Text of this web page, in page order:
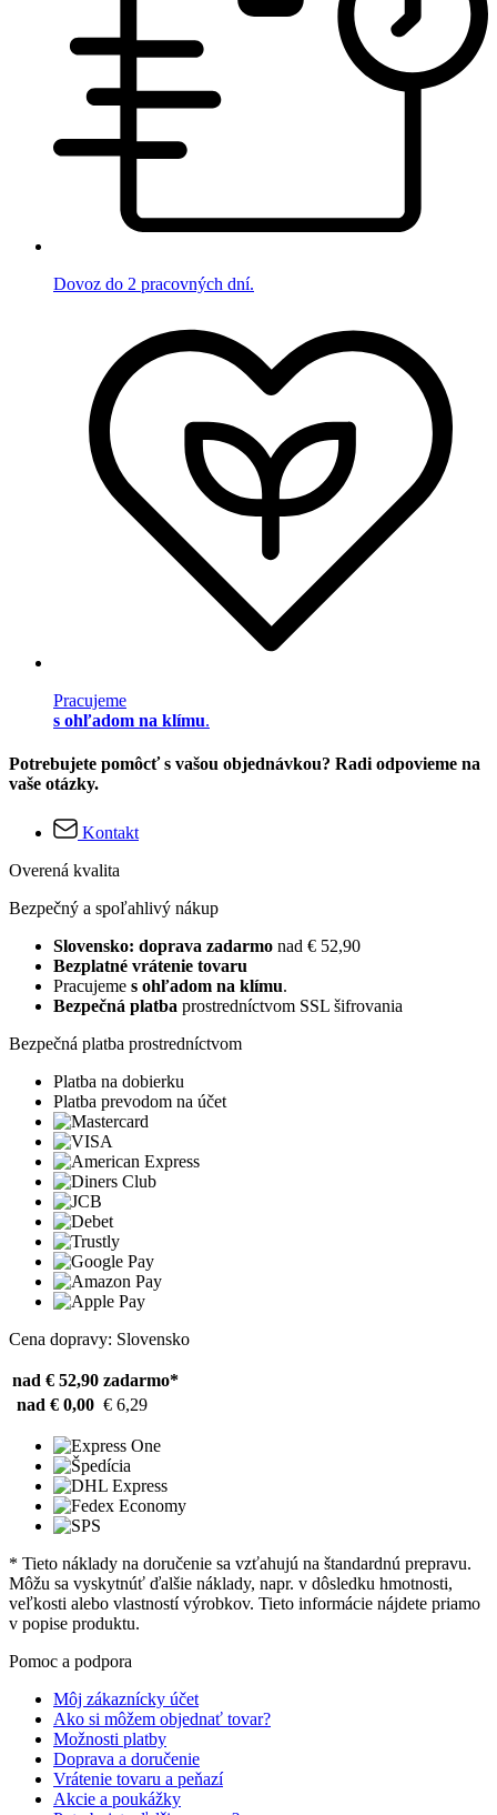
Dovoz do 2 pracovných dní.
Pracujeme
s ohľadom na klímu.
Potrebujete pomôcť s vašou objednávkou? Radi odpovieme na
vaše otázky.
Kontakt
Overená kvalita
Bezpečný a spoľahlivý nákup
Slovensko: doprava zadarmo nad € 52,90
Bezplatné vrátenie tovaru
Pracujeme s ohľadom na klímu.
Bezpečná platba prostredníctvom SSL šifrovania
Bezpečná platba prostredníctvom
Platba na dobierku
Platba prevodom na účet
Cena dopravy: Slovensko
nad € 52,90 zadarmo*
nad € 0,00 € 6,29
* Tieto náklady na doručenie sa vzťahujú na štandardnú prepravu.
Môžu sa vyskytnúť ďalšie náklady, napr. v dôsledku hmotnosti,
veľkosti alebo vlastností výrobkov. Tieto informácie nájdete priamo
v popise produktu.
Pomoc a podpora
Môj zákaznícky účet
Ako si môžem objednať tovar?
Možnosti platby
Doprava a doručenie
Vrátenie tovaru a peňazí
Akcie a poukážky